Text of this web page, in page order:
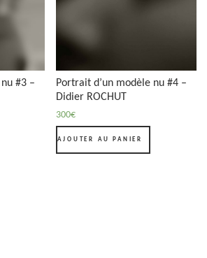
#3 –
Portrait d’un modèle nu #4 –
Didier ROCHUT
300€
AJOUTER AU PANIER